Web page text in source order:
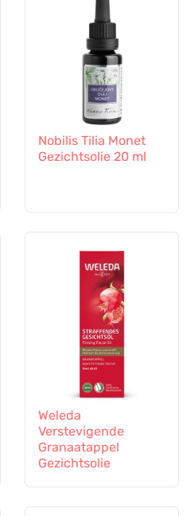
Nobilis Tilia Monet
Gezichtsolie 20 ml
Weleda
Verstevigende
Granaatappel
Gezichtsolie